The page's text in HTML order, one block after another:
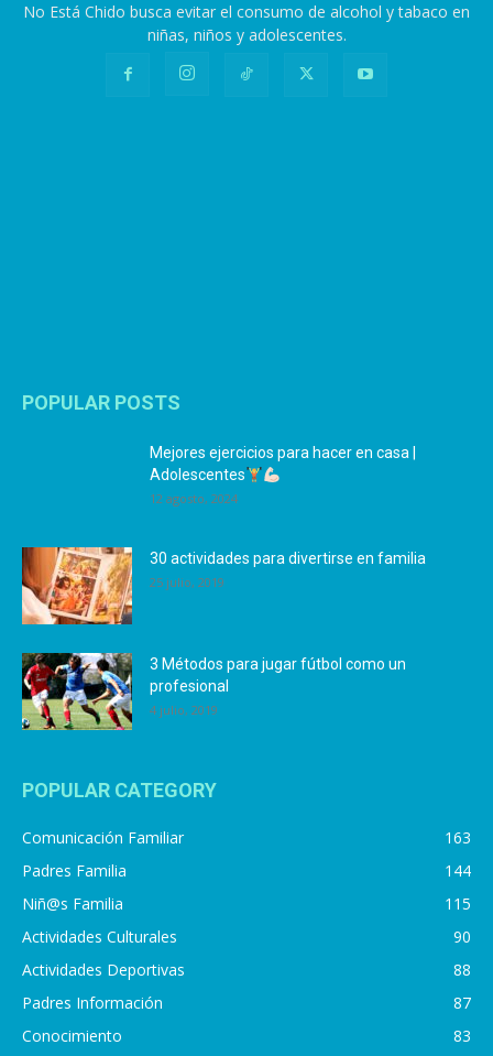
No Está Chido busca evitar el consumo de alcohol y tabaco en
niñas, niños y adolescentes.
POPULAR POSTS
Mejores ejercicios para hacer en casa |
Adolescentes
12 agosto, 2024
30 actividades para divertirse en familia
25 julio, 2019
3 Métodos para jugar fútbol como un
profesional
4 julio, 2019
POPULAR CATEGORY
Comunicación Familiar
163
Padres Familia
144
Niñ@s Familia
115
Actividades Culturales
90
Actividades Deportivas
88
Padres Información
87
Conocimiento
83